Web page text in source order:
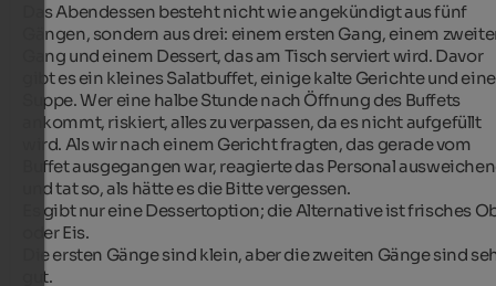
Das Abendessen besteht nicht wie angekündigt aus fünf
Gängen, sondern aus drei: einem ersten Gang, einem
Gang und einem Dessert, das am Tisch serviert wird. Davor
gibt es ein kleines Salatbuffet, einige kalte Gerichte und eine
Suppe. Wer eine halbe Stunde nach Öffnung des Buffets
ankommt, riskiert, alles zu verpassen, da es nicht aufgefüllt
wird. Als wir nach einem Gericht fragten, das gerade vom
Buffet ausgegangen war, reagierte das Personal
und tat so, als hätte es die Bitte vergessen.
Es gibt nur eine Dessertoption; die Alternative ist frisches
oder Eis.
Die ersten Gänge sind klein, aber die zweiten Gänge sind
gut.